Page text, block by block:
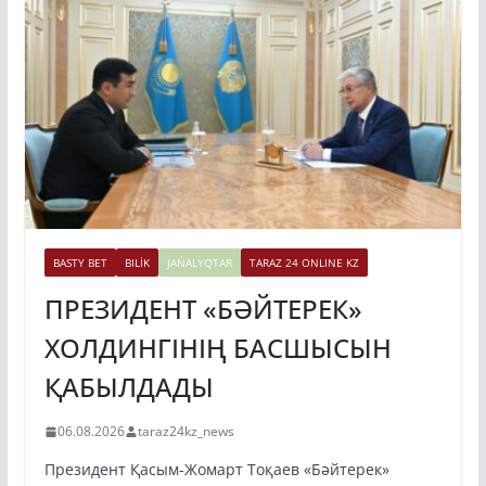
ПРЕЗИДЕНТ «БӘЙТЕРЕК»
ХОЛДИНГІНІҢ БАСШЫСЫН
ҚАБЫЛДАДЫ